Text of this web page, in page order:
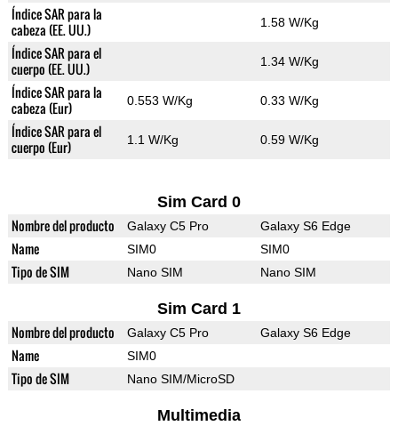
Índice SAR para la
cabeza (EE. UU.)
1.58 W/Kg
Índice SAR para el
cuerpo (EE. UU.)
1.34 W/Kg
Índice SAR para la
cabeza (Eur)
0.553 W/Kg 0.33 W/Kg
Índice SAR para el
cuerpo (Eur)
1.1 W/Kg 0.59 W/Kg
Sim Card 0
Nombre del producto Galaxy C5 Pro Galaxy S6 Edge
Name SIM0 SIM0
Tipo de SIM Nano SIM Nano SIM
Sim Card 1
Nombre del producto Galaxy C5 Pro Galaxy S6 Edge
Name SIM0
Tipo de SIM Nano SIM/MicroSD
Multimedia